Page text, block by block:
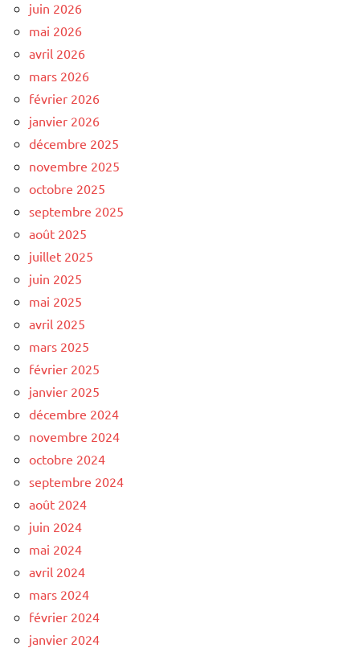
juin 2026
mai 2026
avril 2026
mars 2026
février 2026
janvier 2026
décembre 2025
novembre 2025
octobre 2025
septembre 2025
août 2025
juillet 2025
juin 2025
mai 2025
avril 2025
mars 2025
février 2025
janvier 2025
décembre 2024
novembre 2024
octobre 2024
septembre 2024
août 2024
juin 2024
mai 2024
avril 2024
mars 2024
février 2024
janvier 2024